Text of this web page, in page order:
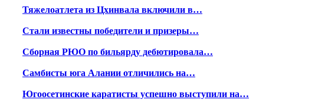
Тяжелоатлета из Цхинвала включили в…
Стали известны победители и призеры…
Сборная РЮО по бильярду дебютировала…
Самбисты юга Алании отличились на…
Югоосетинские каратисты успешно выступили на…